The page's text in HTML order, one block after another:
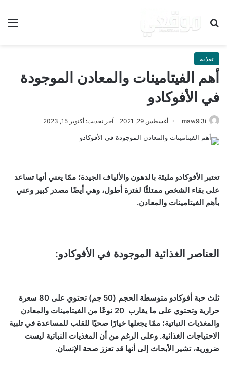
بحث عن
تغذية
أهم الفيتامينات والمعادن الموجودة
في الأفوكادو
maw9i3i أغسطس 29, 2021 آخر تحديث: أكتوبر 15, 2023
تعتبر الأفوكادو مليئة بالدهون والألياف الجيدة؛ ممّا يعني أنها تساعد
على بقاء الشخص ممتلئًا لفترة أطول، وهي أيضًا مصدر كبير وعني
بأهم الفيتامينات والمعادن.
العناصر الغذائية الموجودة في الأفوكادو:
ثلث حبة أفوكادو متوسطة الحجم (50 جم) تحتوي على 80 سعرة
حرارية وتحتوي على ما يقارب 20 نوعًا من الفيتامينات والمعادن
والمغذيات النباتية؛ ممّا يجعلها خيارًا صحيًا للقلب للمساعدة في تلبية
الاحتياجات الغذائية. وعلى الرغم من أن المغذيات النباتية ليست
ضرورية، تشير الأبحاث إلى أنها قد تعزز صحة الإنسان.